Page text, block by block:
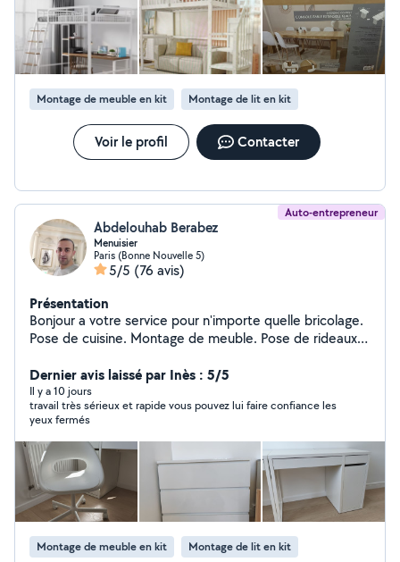
Montage de meuble en kit Montage de lit en kit
Voir le profil Contacter
Auto-entrepreneur
Abdelouhab Berabez
Menuisier
Paris (Bonne Nouvelle 5)
5/5 (76 avis)
Présentation
Bonjour a votre service pour n'importe quelle bricolage.
Pose de cuisine. Montage de meuble. Pose de rideaux.
Dernier avis laissé par Inès : 5/5
Il y a 10 jours
travail très sérieux et rapide vous pouvez lui faire confiance les
yeux fermés
Montage de meuble en kit Montage de lit en kit